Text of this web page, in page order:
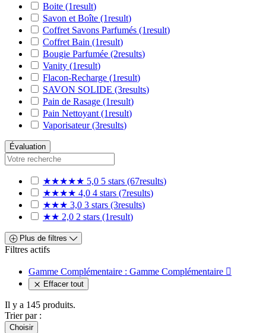
Boite (1result)
Savon et Boîte (1result)
Coffret Savons Parfumés (1result)
Coffret Bain (1result)
Bougie Parfumée (2results)
Vanity (1result)
Flacon-Recharge (1result)
SAVON SOLIDE (3results)
Pain de Rasage (1result)
Pain Nettoyant (1result)
Vaporisateur(3results)
Évaluation
★★★★★ 5,0 5 stars (67results)
★★★★ 4,0 4 stars (7results)
★★★ 3,0 3 stars (3results)
★★ 2,0 2 stars (1result)
Plus de filtres
Filtres actifs
Gamme Complémentaire : Gamme Complémentaire 
Effacer tout
Il y a 145 produits.
Trier par :
Choisir